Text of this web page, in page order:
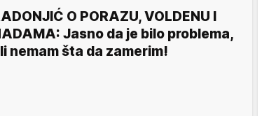
O PORAZU, VOLDENU I
Jasno da je bilo problema,
nemam šta da zamerim!